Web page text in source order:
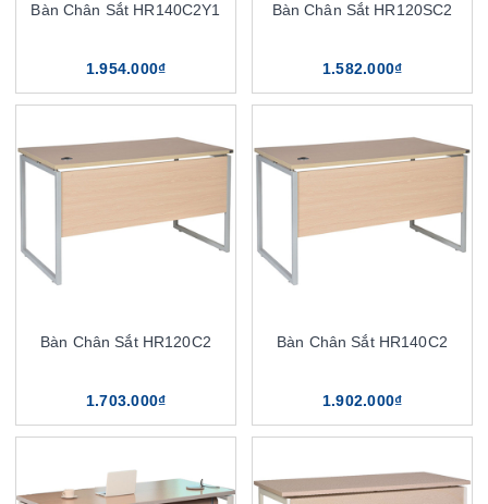
Bàn Chân Sắt HR140C2Y1
1.954.000₫
Bàn Chân Sắt HR120SC2
1.582.000₫
Bàn Chân Sắt HR120C2
1.703.000₫
Bàn Chân Sắt HR140C2
1.902.000₫